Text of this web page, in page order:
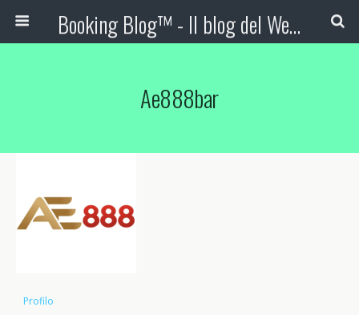
Booking Blog™ - Il blog del Web Marketing Turistico
Ae888bar
Profilo